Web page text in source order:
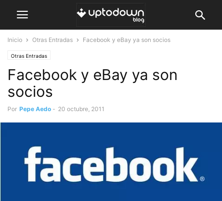
Inicio Otras Entradas Facebook y eBay ya son socios
Otras Entradas
Facebook y eBay ya son
socios
Por Pepe Aedo - 20 octubre, 2011